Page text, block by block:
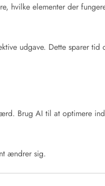
hvilke elementer der
udgave. Dette sparer tid
Brug AI til at optimere
ændrer sig.